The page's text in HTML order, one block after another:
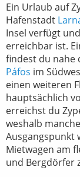
Ein Urlaub auf
Hafenstadt
Insel verfügt
erreichbar ist.
findest du nahe
Páfos im
einen weiteren
hauptsächlich
erreichst du
weshalb
Ausgangspunkt
Mietwagen am
und Bergdörfer